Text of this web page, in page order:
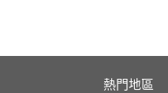
熱門地區